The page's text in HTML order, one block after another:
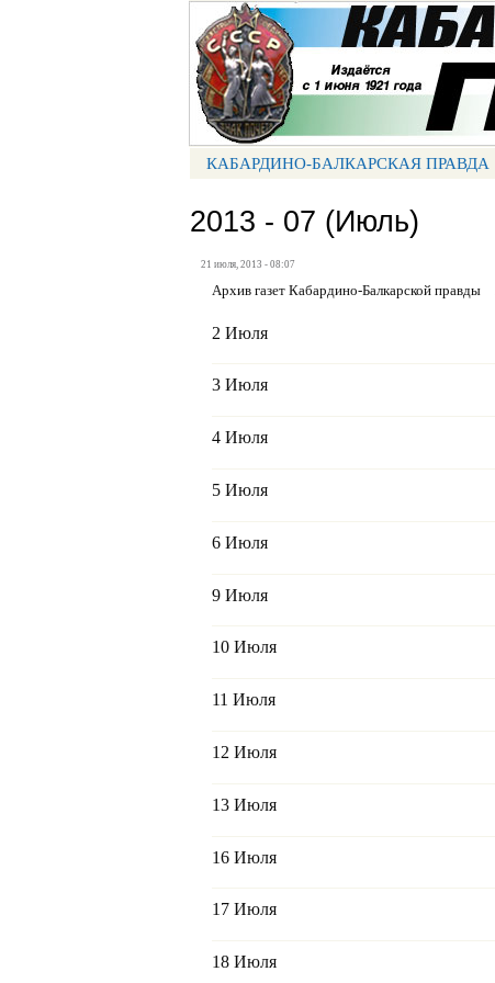
Портал СМИ КБР
МЕНЮ КБП
КАБАРДИНО-БАЛКАРСКАЯ ПРАВДА
2013 - 07 (Июль)
21 июля, 2013 - 08:07
Архив газет Кабардино-Балкарской правды
2 Июля
3 Июля
4 Июля
5 Июля
6 Июля
9 Июля
10 Июля
11 Июля
12 Июля
13 Июля
16 Июля
17 Июля
18 Июля